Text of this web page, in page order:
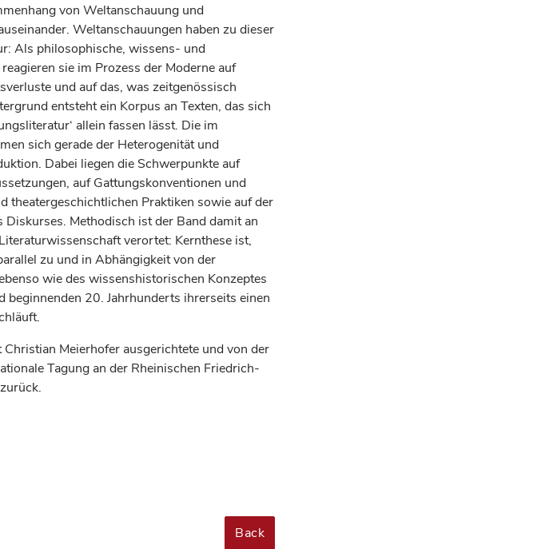
von Weltanschauung und
Weltanschauungen haben zu dieser
Als philosophische, wissens- und
sie im Prozess der Moderne auf
und auf das, was zeitgenössisch
entsteht ein Korpus an Texten, das sich
allein fassen lässt. Die im
sich gerade der Heterogenität und
Dabei liegen die Schwerpunkte auf
auf Gattungskonventionen und
theatergeschichtlichen Praktiken sowie auf der
Methodisch ist der Band damit an
verortet: Kernthese ist,
zu und in Abhängigkeit von der
wie des wissenshistorischen Konzeptes
beginnenden 20. Jahrhunderts ihrerseits einen
Meierhofer ausgerichtete und von der
Tagung an der Rheinischen Friedrich-
Back